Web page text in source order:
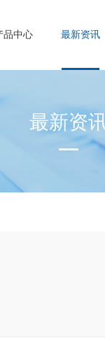
品中心 最新资讯
最新资